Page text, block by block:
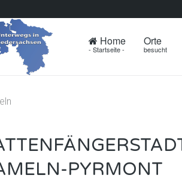
Home
- Startseite -
Orte
besucht
PYRMONT